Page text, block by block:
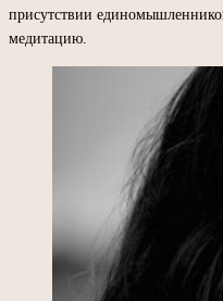
присутствии
медитацию.